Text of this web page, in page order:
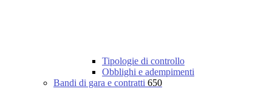
Tipologie di controllo
Obblighi e adempimenti
Bandi di gara e contratti 650